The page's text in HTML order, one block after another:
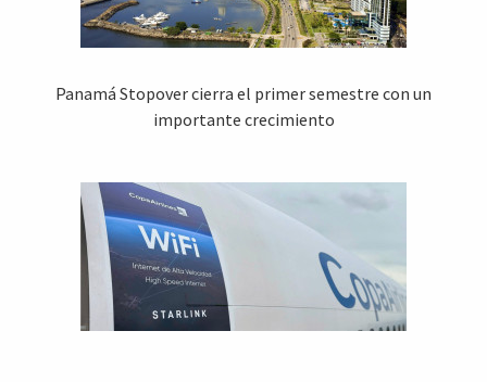
Panamá Stopover cierra el primer semestre con un
importante crecimiento